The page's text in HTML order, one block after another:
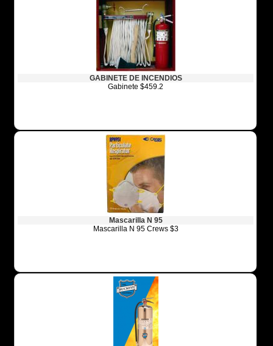
GABINETE DE INCENDIOS
Gabinete $459.2
Mascarilla N 95
Mascarilla N 95 Crews $3